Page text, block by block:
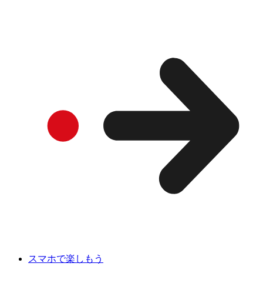
スマホで楽しもう